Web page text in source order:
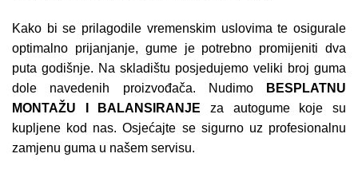
Kako bi se prilagodile vremenskim uslovima te osigurale
optimalno prijanjanje, gume je potrebno promijeniti dva
puta godišnje. Na skladištu posjedujemo veliki broj guma
dole navedenih proizvođača. Nudimo
BESPLATNU
MONTAŽU I BALANSIRANJE za autogume koje su
kupljene kod nas. Osjećajte se sigurno uz profesionalnu
zamjenu guma u našem servisu.